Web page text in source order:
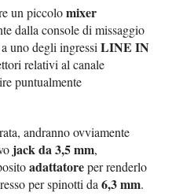
un piccolomixer
dalla console di missaggio
uno degli ingressiLINE IN
relativi al canale
puntualmente
andranno ovviamente
jack da 3,5 mm,
adattatoreper renderlo
per spinotti da6,3 mm.